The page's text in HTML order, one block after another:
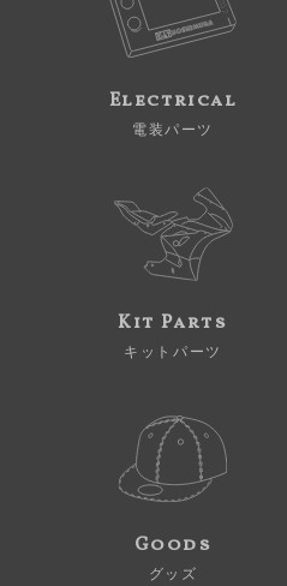
Electrical
電装パーツ
Kit Parts
キットパーツ
Goods
グッズ